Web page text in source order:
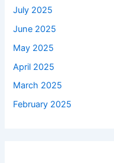
July 2025
June 2025
May 2025
April 2025
March 2025
February 2025